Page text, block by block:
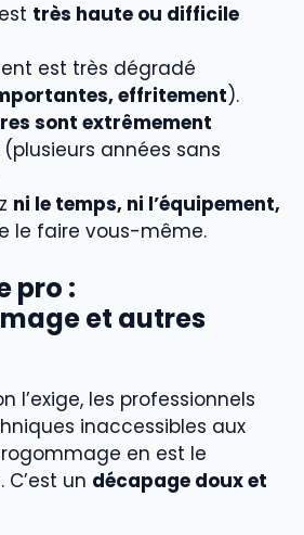
très haute ou difficile
est très dégradé
effritement).
sont extrêmement
(plusieurs années sans
ni le temps, ni l’équipement,
le faire vous-même.
pro :
et autres
l’exige, les professionnels
inaccessibles aux
en est le
un décapage doux et